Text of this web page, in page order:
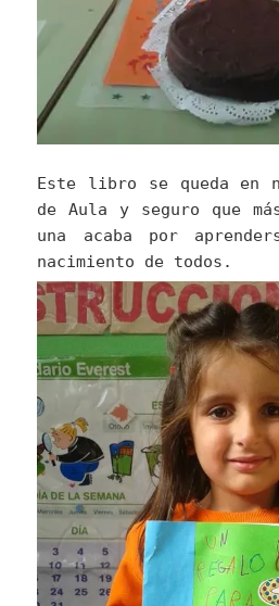
Este libro se queda en
de Aula y seguro que
una acaba por
nacimiento de todos.